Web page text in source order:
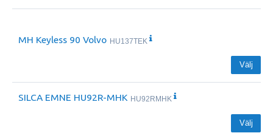
MH Keyless 90 Volvo HU137TEK
Välj
SILCA EMNE HU92R-MHK HU92RMHK
Välj